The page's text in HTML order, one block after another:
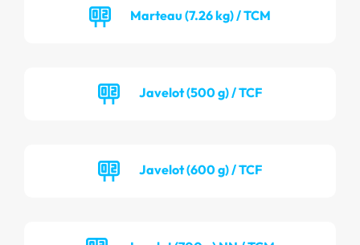
Marteau (7.26 kg) / TCM
Javelot (500 g) / TCF
Javelot (600 g) / TCF